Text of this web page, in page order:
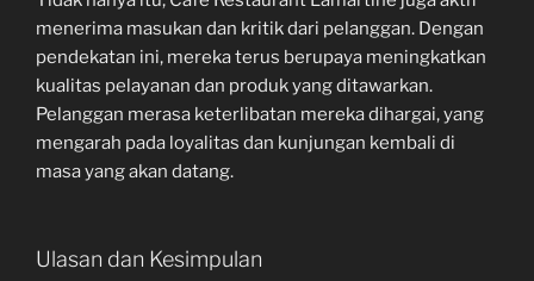
menerima masukan dan kritik dari pelanggan. Dengan
pendekatan ini, mereka terus berupaya meningkatkan
kualitas pelayanan dan produk yang ditawarkan.
Pelanggan merasa keterlibatan mereka dihargai, yang
mengarah pada loyalitas dan kunjungan kembali di
masa yang akan datang.
Ulasan dan Kesimpulan